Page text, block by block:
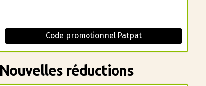
Code promotionnel Patpat
Nouvelles réductions